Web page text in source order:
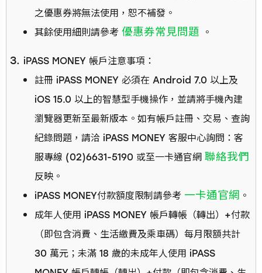
之優惠券將無法使用，恕不補發。
其餘使用細則請參考 優惠券常見問題 。
iPASS MONEY 帳戶注意事項：
註冊 iPASS MONEY 必須在 Android 7.0 以上及
iOS 15.0 以上的智慧型手機操作，並請將手機內建
瀏覽器更新至最新版本。如有帳戶註冊、交易、查詢
紀錄問題，請洽 iPASS MONEY 客服中心詢問：客
服專線 (02)6631-5190 或至一卡通官網 聯絡我們
反映。
iPASS MONEY付款額度限制請參考 一卡通官網 。
成年人使用 iPASS MONEY 帳戶轉帳（轉出）+付款
（即包含消費、生活繳費及乘車碼）每月限額共計
30 萬元；未滿 18 歲的未成年人使用 iPASS